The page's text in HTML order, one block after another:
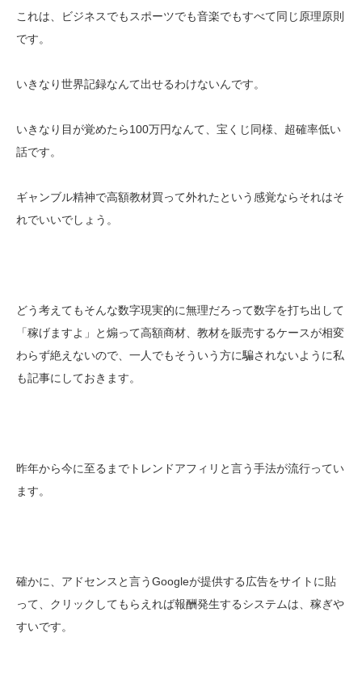
これは、ビジネスでもスポーツでも音楽でもすべて同じ原理原則
です。
いきなり世界記録なんて出せるわけないんです。
いきなり目が覚めたら100万円なんて、宝くじ同様、超確率低い
話です。
ギャンブル精神で高額教材買って外れたという感覚ならそれはそ
れでいいでしょう。
どう考えてもそんな数字現実的に無理だろって数字を打ち出して
「稼げますよ」と煽って高額商材、教材を販売するケースが相変
わらず絶えないので、一人でもそういう方に騙されないように私
も記事にしておきます。
昨年から今に至るまでトレンドアフィリと言う手法が流行ってい
ます。
確かに、アドセンスと言うGoogleが提供する広告をサイトに貼
って、クリックしてもらえれば報酬発生するシステムは、稼ぎや
すいです。